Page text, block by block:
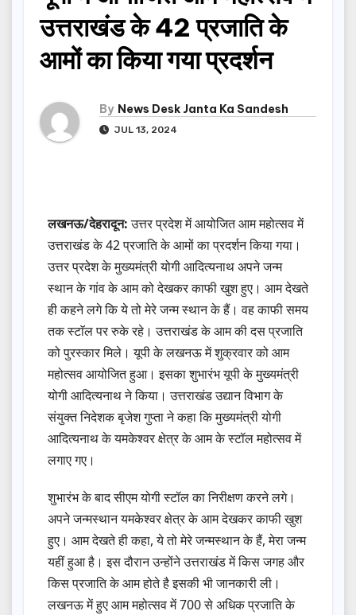
उत्तराखंड के 42 प्रजाति के
आमों का किया गया प्रदर्शन
By News Desk Janta Ka Sandesh
JUL 13, 2024
लखनऊ/देहरादून:उत्तर प्रदेश में आयोजित आम महोत्सव में
उत्तराखंड के 42 प्रजाति के आमों का प्रदर्शन किया गया।
उत्तर प्रदेश के मुख्यमंत्री योगी आदित्यनाथ अपने जन्म
स्थान के गांव के आम को देखकर काफी खुश हुए। आम देखते
ही कहने लगे कि ये तो मेरे जन्म स्थान के हैं। वह काफी समय
तक स्टाॅल पर रुके रहे। उत्तराखंड के आम की दस प्रजाति
को पुरस्कार मिले। यूपी के लखनऊ में शुक्रवार को आम
महोत्सव आयोजित हुआ। इसका शुभारंभ यूपी के मुख्यमंत्री
योगी आदित्यनाथ ने किया। उत्तराखंड उद्यान विभाग के
संयुक्त निदेशक बृजेश गुप्ता ने कहा कि मुख्यमंत्री योगी
आदित्यनाथ के यमकेश्वर क्षेत्र के आम के स्टॉल महोत्सव में
लगाए गए।
शुभारंभ के बाद सीएम योगी स्टॉल का निरीक्षण करने लगे।
अपने जन्मस्थान यमकेश्वर क्षेत्र के आम देखकर काफी खुश
हुए। आम देखते ही कहा, ये तो मेरे जन्मस्थान के हैं, मेरा जन्म
यहीं हुआ है। इस दौरान उन्होंने उत्तराखंड में किस जगह और
किस प्रजाति के आम होते है इसकी भी जानकारी ली।
लखनऊ में हुए आम महोत्सव में 700 से अधिक प्रजाति के